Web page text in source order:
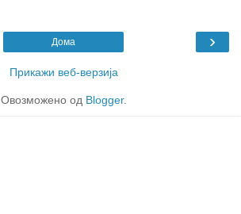
›
Дома
Прикажи веб-верзија
Овозможено од Blogger.